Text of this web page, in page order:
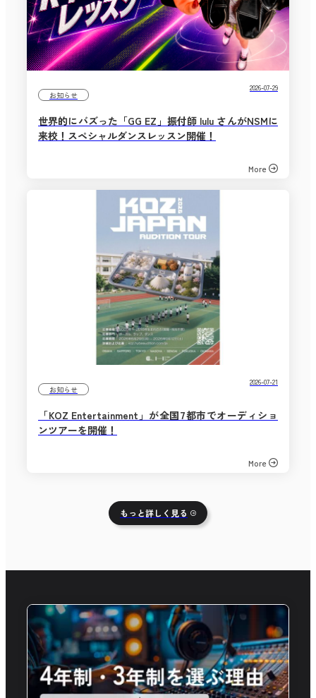
お知らせ
2026-07-29
世界的にバズった「GG EZ」振付師 lulu さんがNSMに
来校！スペシャルダンスレッスン開催！
More
お知らせ
2026-07-21
「KOZ Entertainment」が全国7都市でオーディショ
ンツアーを開催！
More
もっと詳しく見る